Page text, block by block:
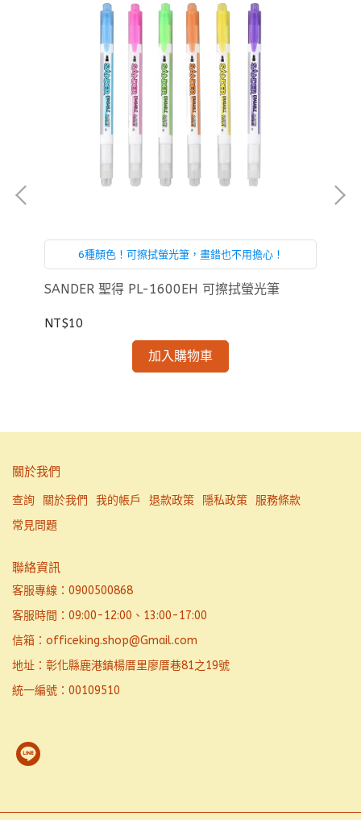
6種顏色！可擦拭螢光筆，畫錯也不用擔心！
SANDER 聖得 PL-1600EH 可擦拭螢光筆
NT$10
加入購物車
關於我們
查詢 關於我們 我的帳戶 退款政策 隱私政策
服務條款
常見問題
聯絡資訊
客服專線：0900500868
客服時間：09:00-12:00、13:00-17:00
信箱：officeking.shop@Gmail.com
地址：彰化縣鹿港鎮楊厝里廖厝巷81之19號
統一編號：00109510